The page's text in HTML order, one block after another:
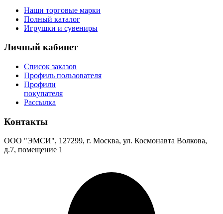
Наши торговые марки
Полный каталог
Игрушки и сувениры
Личный кабинет
Список заказов
Профиль пользователя
Профили
покупателя
Рассылка
Контакты
ООО "ЭМСИ", 127299, г. Москва, ул. Космонавта Волкова,
д.7, помещение 1